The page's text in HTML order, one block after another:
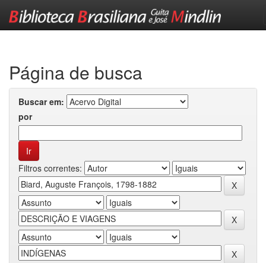
Página de busca
Buscar em:
por
Filtros correntes: